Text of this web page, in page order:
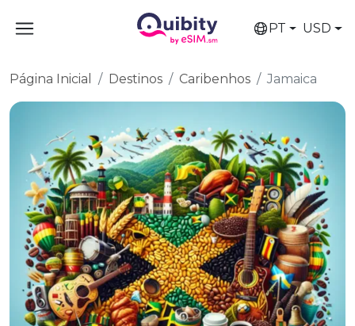
PT USD
Página Inicial Destinos Caribenhos Jamaica